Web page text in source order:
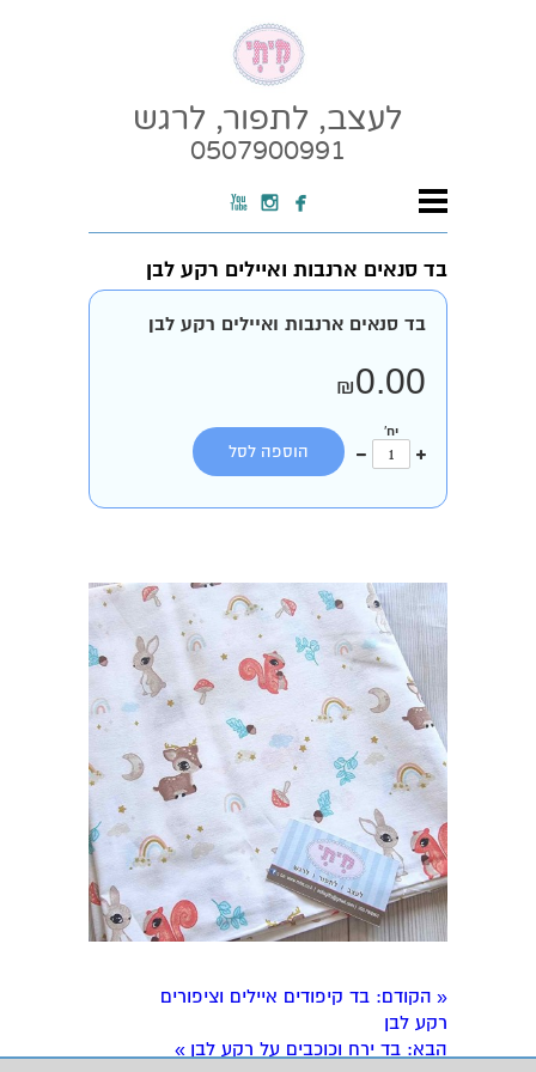
לעצב, לתפור, לרגש
0507900991



בד סנאים ארנבות ואיילים רקע לבן
בד סנאים ארנבות ואיילים רקע לבן
₪0.00
יח'
עוד
פחות
אחד
הוספה לסל
« הקודם: בד קיפודים איילים וציפורים
רקע לבן
הבא: בד ירח וכוכבים על רקע לבן »